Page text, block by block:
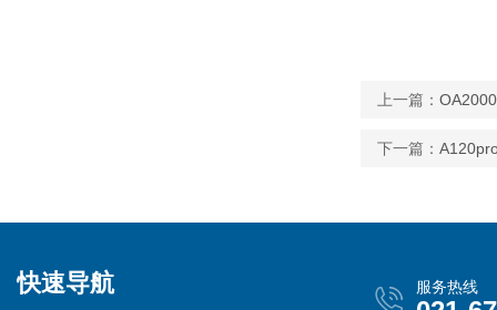
上一篇：
下一篇：
快速导航 服务热线